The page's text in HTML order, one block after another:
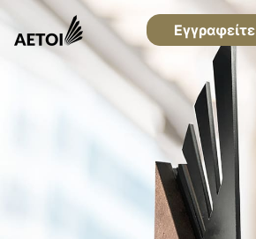
Εγγραφείτε